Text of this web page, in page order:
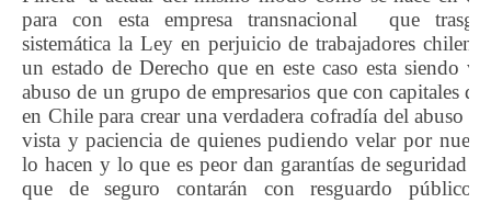
para con esta empresa transnacional que
sistemática la Ley en perjuicio de trabajadores
un estado de Derecho que en este caso esta siendo
abuso de un grupo de empresarios que con capitales
en Chile para crear una verdadera cofradía del abuso
vista y paciencia de quienes pudiendo velar por
lo hacen y lo que es peor dan garantías de seguridad a
que de seguro contarán con resguardo público